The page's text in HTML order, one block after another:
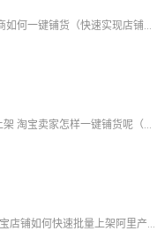
爱用科技将为大家分享淘宝商如何一键铺货（快速实现店铺商品批量上架）,淘宝店铺怎么一键铺货上架 淘宝商如何一键铺货（快速实现店铺商品批量上架） 扫一扫添加客服 服务热线 等内容，希望可以帮助你解决在开店
爱用科技将为大家分享淘宝卖家怎样一键铺货呢（教你如何快速实现批量上传商品）,淘宝店铺怎么一键铺货上架 淘宝卖家怎样一键铺货呢（教你如何快速实现批量上传商品） 扫一扫添加客服 服务热线 等内容，希望可以
爱用科技将为大家分享淘宝店铺如何快速批量上架阿里产品（一键铺货教程）,淘宝怎么批量上架1688产品 淘宝店铺如何快速批量上架阿里产品（一键铺货教程） 扫一扫添加客服 服务热线 等内容，希望可以帮助你解